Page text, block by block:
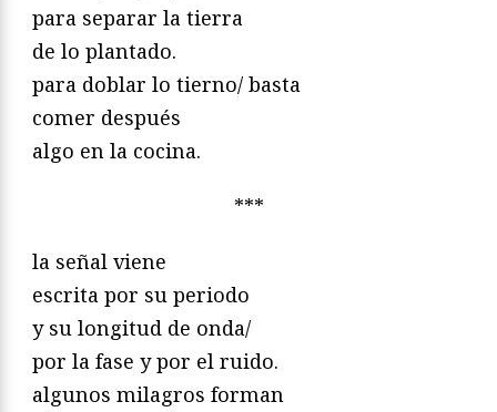
para separar la tierra
de lo plantado.
para doblar lo tierno/ basta
comer después
algo en la cocina.
***
la señal viene
escrita por su periodo
y su longitud de onda/
por la fase y por el ruido.
algunos milagros forman